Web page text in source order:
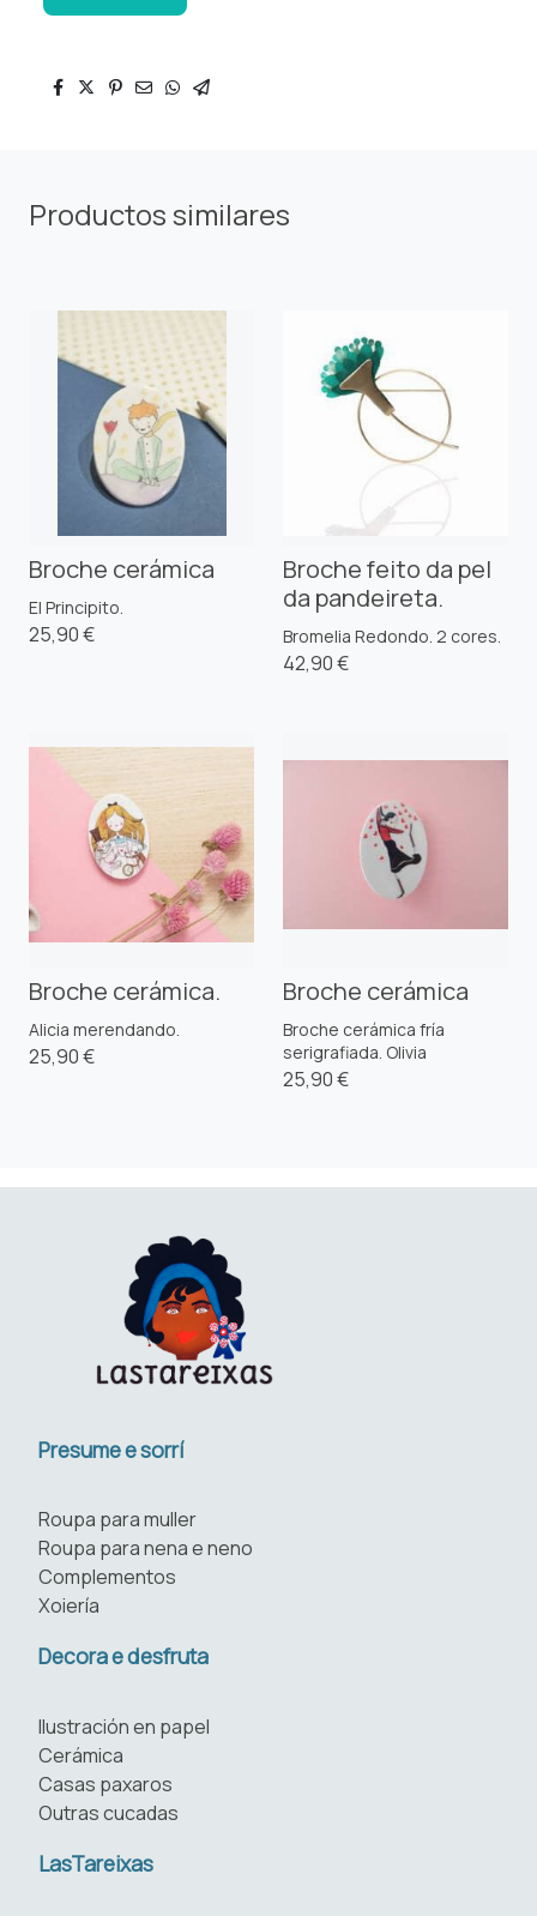
Productos similares
Broche cerámica
El Principito.
25,90 €
Broche feito da pel
da pandeireta.
Bromelia Redondo. 2 cores.
42,90 €
Broche cerámica.
Alicia merendando.
25,90 €
Broche cerámica
Broche cerámica fría
serigrafiada. Olivia
25,90 €
Presume e sorrí
Roupa para muller
Roupa para nena e neno
Complementos
Xoiería
Decora e desfruta
Ilustración en papel
Cerámica
Casas paxaros
Outras cucadas
LasTareixas